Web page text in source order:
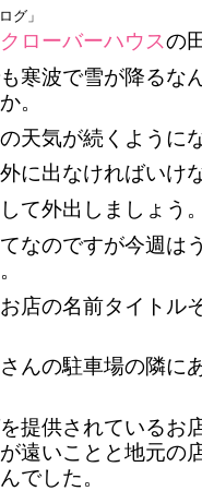
グ」
ローバーハウスの
寒波で雪が降るな
。
天気が続くように
に出なければいけ
て外出しましょう。
なのですが今週は
店の名前タイトル
んの駐車場の隣に
提供されているお
遠いことと地元の
でした。